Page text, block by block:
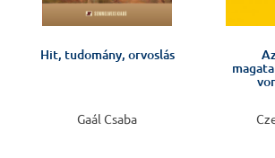
Hit, tudomány, orvoslás
Gaál Csaba